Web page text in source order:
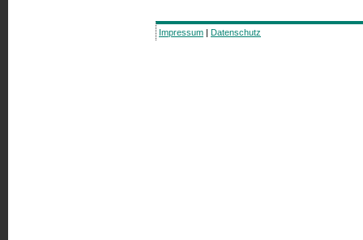
Impressum | Datenschutz